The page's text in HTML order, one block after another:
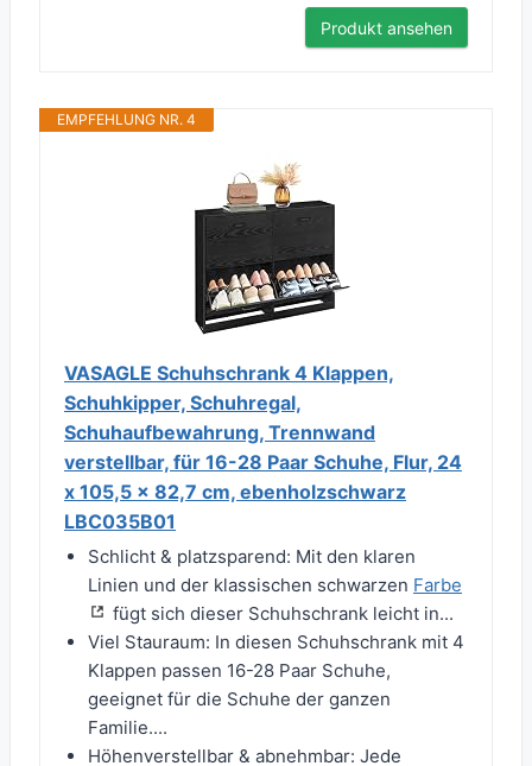
Produkt ansehen
EMPFEHLUNG NR. 4
VASAGLE Schuhschrank 4 Klappen,
Schuhkipper, Schuhregal,
Schuhaufbewahrung, Trennwand
verstellbar, für 16-28 Paar Schuhe, Flur, 24
x 105,5 x 82,7 cm, ebenholzschwarz
LBC035B01
Schlicht & platzsparend: Mit den klaren
Linien und der klassischen schwarzen Farbe
fügt sich dieser Schuhschrank leicht in...
Viel Stauraum: In diesen Schuhschrank mit 4
Klappen passen 16-28 Paar Schuhe,
geeignet für die Schuhe der ganzen
Familie....
Höhenverstellbar & abnehmbar: Jede